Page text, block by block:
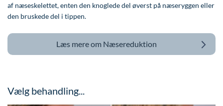
af næseskelettet, enten den knoglede del øverst på næseryggen eller
den bruskede del i tippen.
Læs mere om Næsereduktion
Vælg behandling...